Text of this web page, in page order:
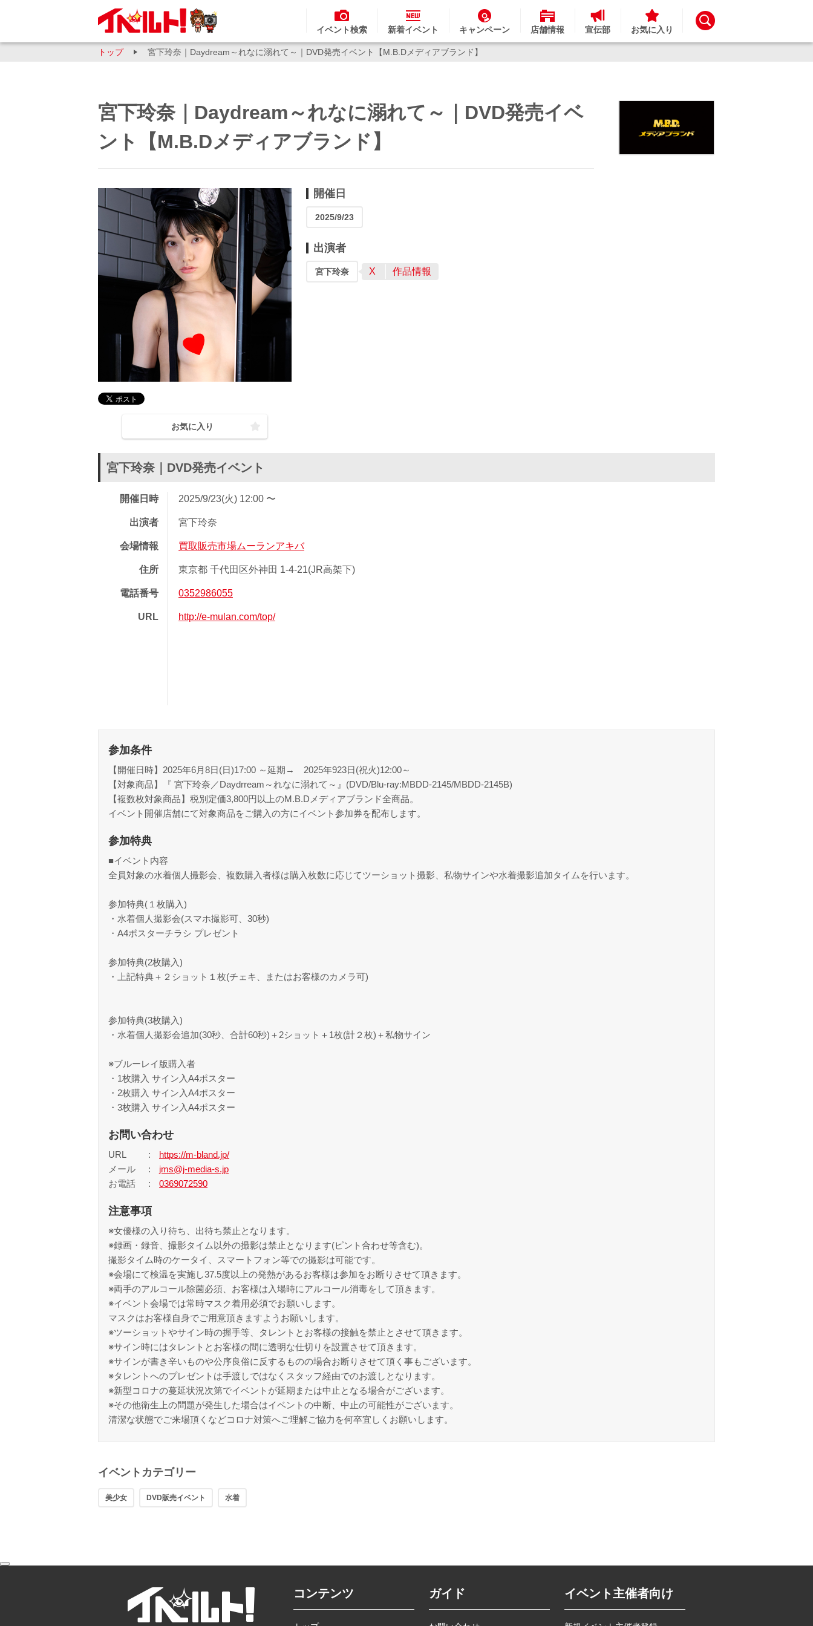
イベント検索 新着イベント キャンペーン 店舗情報 宣伝部 お気に入り
トップ 宮下玲奈｜Daydream～れなに溺れて～｜DVD発売イベント【M.B.Dメディアブランド】
宮下玲奈｜Daydream～れなに溺れて～｜DVD発売イベ
ント【M.B.Dメディアブランド】
お気に入り
開催日
2025/9/23
出演者
宮下玲奈 X 作品情報
宮下玲奈｜DVD発売イベント
開催日時 2025/9/23(火) 12:00 〜
出演者 宮下玲奈
会場情報 買取販売市場ムーランアキバ
住所 東京都 千代田区外神田 1-4-21(JR高架下)
電話番号 0352986055
URL http://e-mulan.com/top/
参加条件
【開催日時】2025年6月8日(日)17:00 ～延期→ 2025年923日(祝火)12:00～
【対象商品】『 宮下玲奈／Daydrream～れなに溺れて～』(DVD/Blu-ray:MBDD-2145/MBDD-2145B)
【複数枚対象商品】税別定価3,800円以上のM.B.Dメディアブランド全商品。
イベント開催店舗にて対象商品をご購入の方にイベント参加券を配布します。
参加特典
■イベント内容
全員対象の水着個人撮影会、複数購入者様は購入枚数に応じてツーショット撮影、私物サインや水着撮影追加タイムを行います。
参加特典(１枚購入)
・水着個人撮影会(スマホ撮影可、30秒)
・A4ポスターチラシ プレゼント
参加特典(2枚購入)
・上記特典＋２ショット１枚(チェキ、またはお客様のカメラ可)
参加特典(3枚購入)
・水着個人撮影会追加(30秒、合計60秒)＋2ショット＋1枚(計２枚)＋私物サイン
※ブルーレイ版購入者
・1枚購入 サイン入A4ポスター
・2枚購入 サイン入A4ポスター
・3枚購入 サイン入A4ポスター
お問い合わせ
URL
https://m-bland.jp/
メール
jms@j-media-s.jp
お電話
0369072590
注意事項
※女優様の入り待ち、出待ち禁止となります。
※録画・録音、撮影タイム以外の撮影は禁止となります(ピント合わせ等含む)。
撮影タイム時のケータイ、スマートフォン等での撮影は可能です。
※会場にて検温を実施し37.5度以上の発熱があるお客様は参加をお断りさせて頂きます。
※両手のアルコール除菌必須、お客様は入場時にアルコール消毒をして頂きます。
※イベント会場では常時マスク着用必須でお願いします。
マスクはお客様自身でご用意頂きますようお願いします。
※ツーショットやサイン時の握手等、タレントとお客様の接触を禁止とさせて頂きます。
※サイン時にはタレントとお客様の間に透明な仕切りを設置させて頂きます。
※サインが書き辛いものや公序良俗に反するものの場合お断りさせて頂く事もございます。
※タレントへのプレゼントは手渡しではなくスタッフ経由でのお渡しとなります。
※新型コロナの蔓延状況次第でイベントが延期または中止となる場合がございます。
※その他衛生上の問題が発生した場合はイベントの中断、中止の可能性がございます。
清潔な状態でご来場頂くなどコロナ対策へご理解ご協力を何卒宜しくお願いします。
イベントカテゴリー
美少女 DVD販売イベント 水着
コンテンツ ガイド イベント主催者向け